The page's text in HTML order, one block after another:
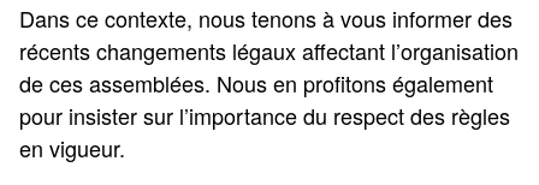
Dans ce contexte, nous tenons à vous informer des
récents changements légaux affectant l’organisation
de ces assemblées. Nous en profitons également
pour insister sur l’importance du respect des règles
en vigueur.